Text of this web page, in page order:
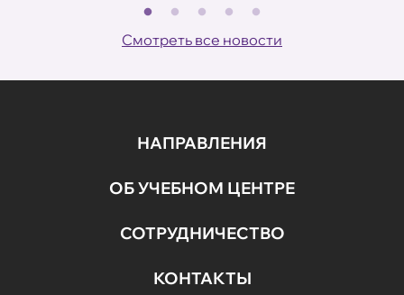
Смотреть все новости
НАПРАВЛЕНИЯ
ОБ УЧЕБНОМ ЦЕНТРЕ
СОТРУДНИЧЕСТВО
КОНТАКТЫ